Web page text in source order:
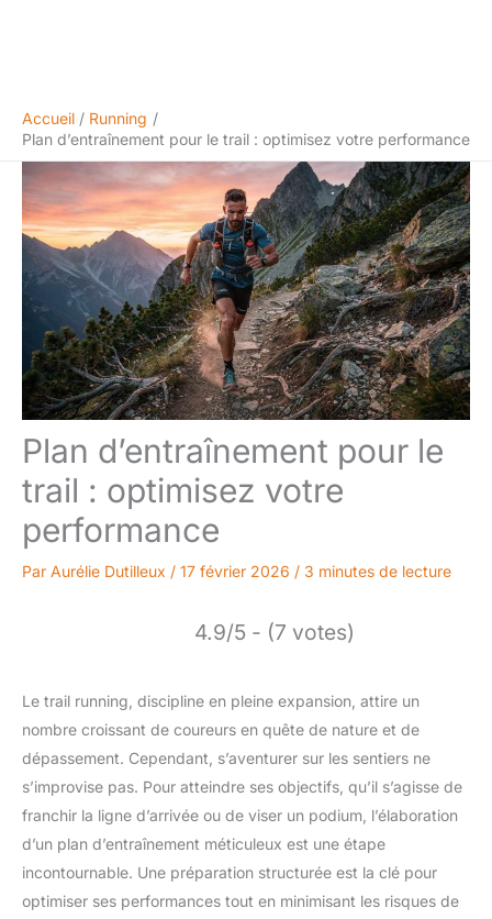
Accueil
Running
Plan d’entraînement pour le trail : optimisez votre performance
Plan d’entraînement pour le
trail : optimisez votre
performance
Par Aurélie Dutilleux / 17 février 2026 / 3 minutes de lecture
4.9/5 - (7 votes)
Le trail running, discipline en pleine expansion, attire un
nombre croissant de coureurs en quête de nature et de
dépassement. Cependant, s’aventurer sur les sentiers ne
s’improvise pas. Pour atteindre ses objectifs, qu’il s’agisse de
franchir la ligne d’arrivée ou de viser un podium, l’élaboration
d’un plan d’entraînement méticuleux est une étape
incontournable. Une préparation structurée est la clé pour
optimiser ses performances tout en minimisant les risques de